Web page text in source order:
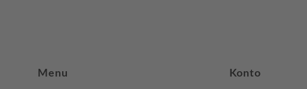
Menu Konto